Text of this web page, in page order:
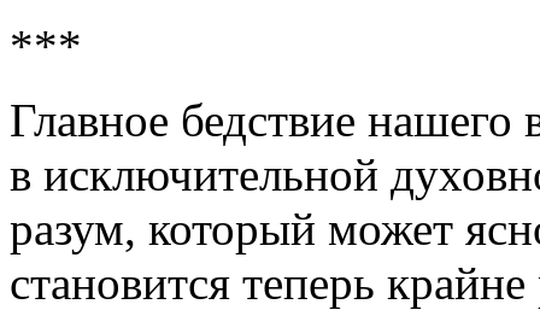
***
Главное бедствие нашего
в исключительной
разум, который может
становится теперь